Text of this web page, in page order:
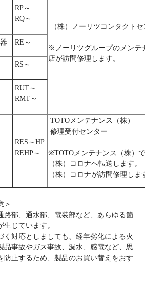
（株）ノーリツコンタクト
※ノーリツグループのメンテ
店が訪問修理します。
RP～
RQ～
RE～
RS～
RUT～
RMT～
RES～HP
REHP～
TOTOメンテナンス（株）
修理受付センター
※TOTOメンテナンス（株）
（株）コロナへ転送します。
（株）コロナが訪問修理しま
＞
路部、通水部、電装部など、あらゆる箇
生じています。
く対応としましても、経年劣化による火
品事故やガス事故、漏水、感電など、思
防止するため、製品のお買い替えをおす